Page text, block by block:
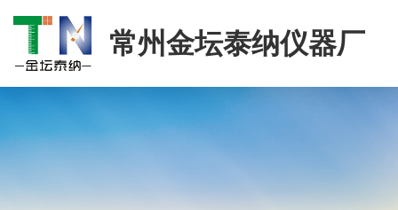
常州金坛泰纳仪器厂